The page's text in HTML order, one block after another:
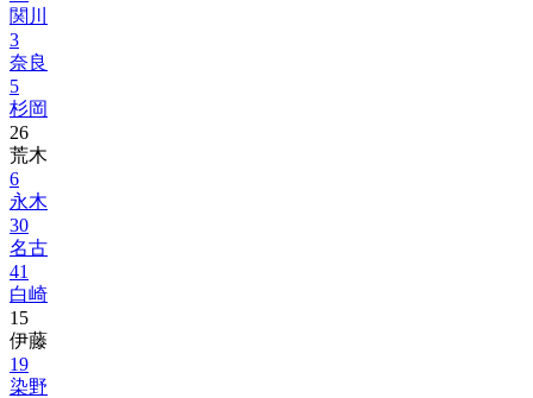
関川
3
奈良
5
杉岡
26
荒木
6
永木
30
名古
41
白崎
15
伊藤
19
染野